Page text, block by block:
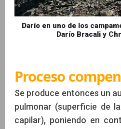
Darío en uno de los
Darío Bracali y
Proceso
Se produce entonces un
pulmonar (superficie de
capilar), poniendo en